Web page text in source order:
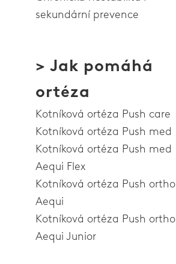
sekundární prevence
> Jak pomáhá
ortéza
Kotníková ortéza Push care
Kotníková ortéza Push med
Kotníková ortéza Push med
Aequi Flex
Kotníková ortéza Push ortho
Aequi
Kotníková ortéza Push ortho
Aequi Junior